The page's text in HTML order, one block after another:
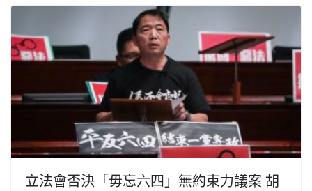
立法會否決「毋忘六四」無約束力議案 胡